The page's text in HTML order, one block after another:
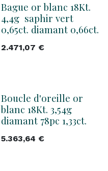
Bague or blanc 18Kt.
4,4g saphir vert
0,65ct. diamant 0,66ct.
2.471,07 €
Boucle d'oreille or
blanc 18Kt. 3,54g
diamant 78pc 1,33ct.
5.363,64 €